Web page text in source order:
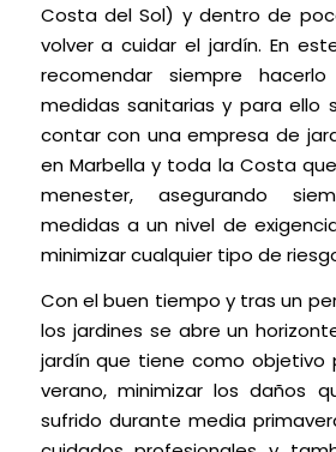
Costa del Sol) y dentro de
volver a cuidar el jardín. En
recomendar siempre
medidas sanitarias y para ello
contar con una empresa de
en Marbella y toda la Costa
menester, asegurando
medidas a un nivel de
minimizar cualquier tipo de
Con el buen tiempo y tras un
los jardines se abre un
jardín que tiene como objetivo
verano, minimizar los daños
sufrido durante media